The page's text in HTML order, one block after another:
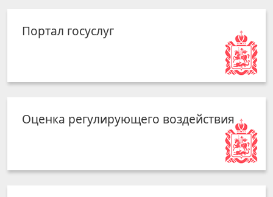
Портал госуслуг
Оценка регулирующего воздействия